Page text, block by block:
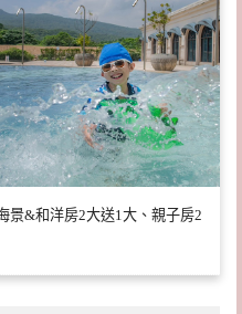
景&和洋房2大送1大、親子房2